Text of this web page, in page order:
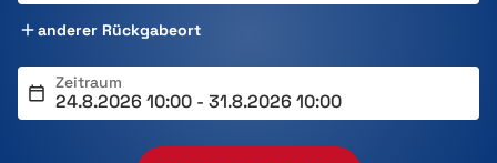
anderer Rückgabeort
Zeitraum